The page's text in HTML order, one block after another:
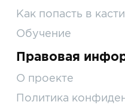
Как попасть в
Обучение
Правовая
О проекте
Политика